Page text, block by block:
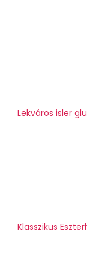
Lekváros isler
Klasszikus